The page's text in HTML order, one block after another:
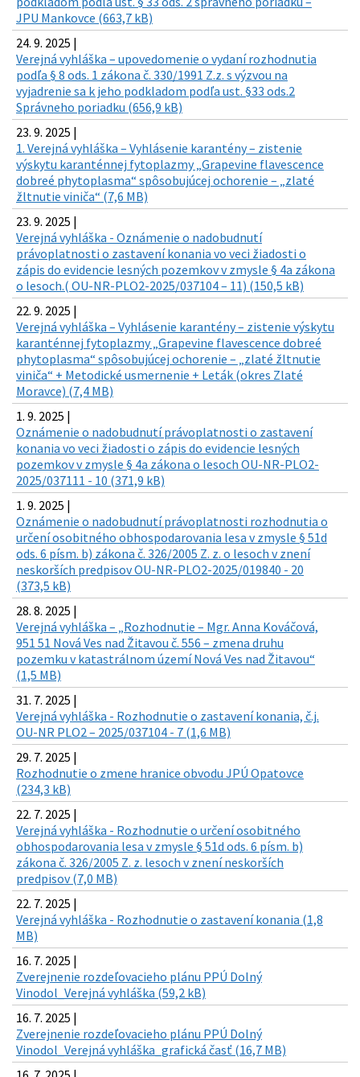
JPU Mankovce (663,7 kB)
24. 9. 2025 |
Verejná vyhláška – upovedomenie o vydaní rozhodnutia
podľa § 8 ods. 1 zákona č. 330/1991 Z.z. s výzvou na
vyjadrenie sa k jeho podkladom podľa ust. §33 ods.2
Správneho poriadku (656,9 kB)
23. 9. 2025 |
1. Verejná vyhláška – Vyhlásenie karantény – zistenie
výskytu karanténnej fytoplazmy „Grapevine flavescence
dobreé phytoplasma“ spôsobujúcej ochorenie – „zlaté
žltnutie viniča“ (7,6 MB)
23. 9. 2025 |
Verejná vyhláška - Oznámenie o nadobudnutí
právoplatnosti o zastavení konania vo veci žiadosti o
zápis do evidencie lesných pozemkov v zmysle § 4a zákona
o lesoch.( OU-NR-PLO2-2025/037104 – 11) (150,5 kB)
22. 9. 2025 |
Verejná vyhláška – Vyhlásenie karantény – zistenie výskytu
karanténnej fytoplazmy „Grapevine flavescence dobreé
phytoplasma“ spôsobujúcej ochorenie – „zlaté žltnutie
viniča“ + Metodické usmernenie + Leták (okres Zlaté
Moravce) (7,4 MB)
1. 9. 2025 |
Oznámenie o nadobudnutí právoplatnosti o zastavení
konania vo veci žiadosti o zápis do evidencie lesných
pozemkov v zmysle § 4a zákona o lesoch OU-NR-PLO2-
2025/037111 - 10 (371,9 kB)
1. 9. 2025 |
Oznámenie o nadobudnutí právoplatnosti rozhodnutia o
určení osobitného obhospodarovania lesa v zmysle § 51d
ods. 6 písm. b) zákona č. 326/2005 Z. z. o lesoch v znení
neskorších predpisov OU-NR-PLO2-2025/019840 - 20
(373,5 kB)
28. 8. 2025 |
Verejná vyhláška – „Rozhodnutie – Mgr. Anna Kováčová,
951 51 Nová Ves nad Žitavou č. 556 – zmena druhu
pozemku v katastrálnom území Nová Ves nad Žitavou“
(1,5 MB)
31. 7. 2025 |
Verejná vyhláška - Rozhodnutie o zastavení konania, č.j.
OU-NR PLO2 – 2025/037104 - 7 (1,6 MB)
29. 7. 2025 |
Rozhodnutie o zmene hranice obvodu JPÚ Opatovce
(234,3 kB)
22. 7. 2025 |
Verejná vyhláška - Rozhodnutie o určení osobitného
obhospodarovania lesa v zmysle § 51d ods. 6 písm. b)
zákona č. 326/2005 Z. z. lesoch v znení neskorších
predpisov (7,0 MB)
22. 7. 2025 |
Verejná vyhláška - Rozhodnutie o zastavení konania (1,8
MB)
16. 7. 2025 |
Zverejnenie rozdeľovacieho plánu PPÚ Dolný
Vinodol_Verejná vyhláška (59,2 kB)
16. 7. 2025 |
Zverejnenie rozdeľovacieho plánu PPÚ Dolný
Vinodol_Verejná vyhláška_grafická časť (16,7 MB)